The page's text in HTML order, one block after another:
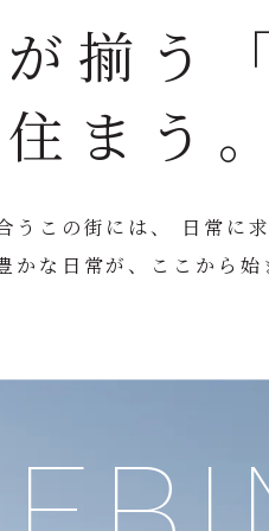
揃う
まう。
この街には、 日常に
な日常が、ここから始